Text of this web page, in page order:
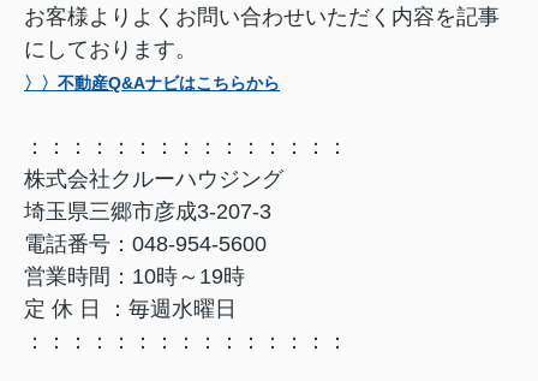
お客様よりよくお問い合わせいただく内容を記事
にしております。
〉〉不動産Q&Aナビはこちらから
：：：：：：：：：：：：：：：
株式会社クルーハウジング
埼玉県三郷市彦成3-207-3
電話番号：048-954-5600
営業時間：10時～19時
定 休 日 ：毎週水曜日
：：：：：：：：：：：：：：：